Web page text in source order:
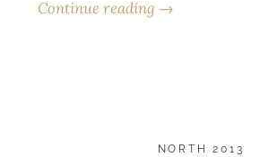
Continue reading →
NORTH 2013